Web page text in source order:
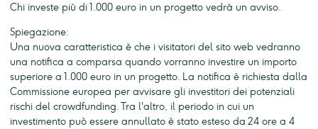
Chi investe più di 1.000 euro in un progetto vedrà un avviso.
Spiegazione:
Una nuova caratteristica è che i visitatori del sito web vedranno
una notifica a comparsa quando vorranno investire un importo
superiore a 1.000 euro in un progetto. La notifica è richiesta dalla
Commissione europea per avvisare gli investitori dei potenziali
rischi del crowdfunding. Tra l'altro, il periodo in cui un
investimento può essere annullato è stato esteso da 24 ore a 4